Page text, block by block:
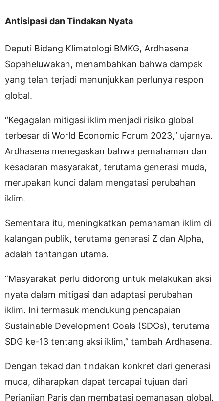
Antisipasi dan Tindakan Nyata
Deputi Bidang Klimatologi BMKG, Ardhasena
Sopaheluwakan, menambahkan bahwa dampak
yang telah terjadi menunjukkan perlunya respon
global.
“Kegagalan mitigasi iklim menjadi risiko global
terbesar di World Economic Forum 2023,” ujarnya.
Ardhasena menegaskan bahwa pemahaman dan
kesadaran masyarakat, terutama generasi muda,
merupakan kunci dalam mengatasi perubahan
iklim.
Sementara itu, meningkatkan pemahaman iklim di
kalangan publik, terutama generasi Z dan Alpha,
adalah tantangan utama.
“Masyarakat perlu didorong untuk melakukan aksi
nyata dalam mitigasi dan adaptasi perubahan
iklim. Ini termasuk mendukung pencapaian
Sustainable Development Goals (SDGs), terutama
SDG ke-13 tentang aksi iklim,” tambah Ardhasena.
Dengan tekad dan tindakan konkret dari generasi
muda, diharapkan dapat tercapai tujuan dari
Perjanjian Paris dan membatasi pemanasan global.